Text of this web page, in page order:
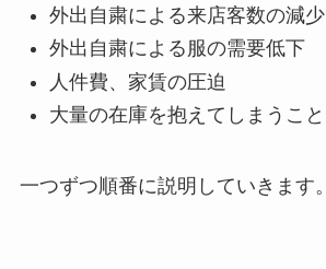
外出自粛による来店客数の減少
外出自粛による服の需要低下
人件費、家賃の圧迫
大量の在庫を抱えてしまうこと
一つずつ順番に説明していきます。